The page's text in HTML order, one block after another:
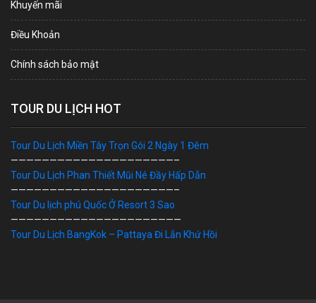
Khuyến mãi
Điều Khoản
Chính sách bảo mật
TOUR DU LỊCH HOT
Tour Du Lịch Miền Tây Trọn Gói 2 Ngày 1 Đêm
—————————————————————–
Tour Du Lịch Phan Thiết Mũi Né Đầy Hấp Dẫn
—————————————————————–
Tour Du lịch phú Quốc Ở Resort 3 Sao
——————————————————————
Tour Du Lịch BangKok – Pattaya Đi Lẫn Khứ Hồi